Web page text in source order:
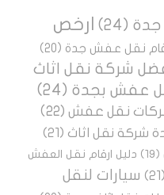
جدة (24)
ارخص
نقل عفش جدة (20)
شركة نقل اثاث
عفش بجدة (24)
نقل عفش (22)
شركة نقل اثاث (21)
(19)
دليل ارقام نقل العفش
(21)
سيارات لنقل